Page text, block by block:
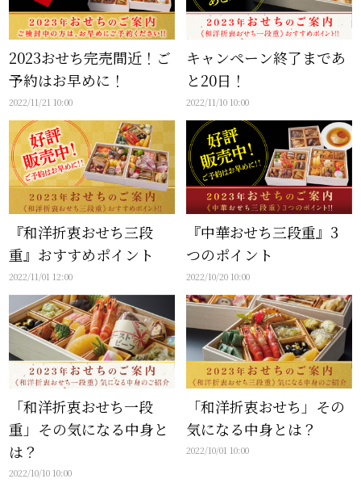
2023おせち完売間近！ご
予約はお早めに！
2022/11/21 10:00
キャンペーン終了まであ
と20日！
2022/11/10 10:00
『和洋折衷おせち三段
重』おすすめポイント
2022/11/01 12:00
『中華おせち三段重』3
つのポイント
2022/10/20 10:00
「和洋折衷おせち一段
重」その気になる中身と
は？
2022/10/10 10:00
「和洋折衷おせち」その
気になる中身とは？
2022/10/01 10:00